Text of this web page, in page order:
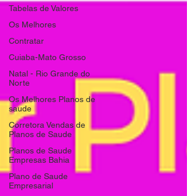
Tabelas de Valores
Os Melhores
Contratar
Cuiaba-Mato Grosso
Natal - Rio Grande do
Norte
Os Melhores Planos de
saude
Corretora Vendas de
Planos de Saude
Planos de Saude
Empresas Bahia
Plano de Saude
Empresarial